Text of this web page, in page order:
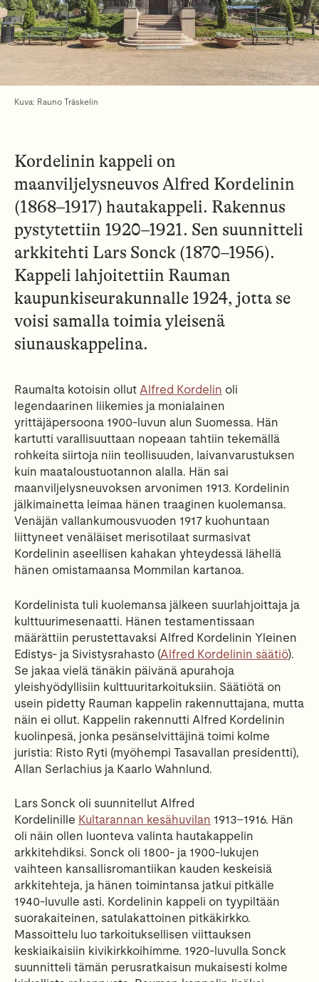
Kuva: Rauno Träskelin
Kordelinin kappeli on
maanviljelysneuvos Alfred Kordelinin
(1868–1917) hautakappeli. Rakennus
pystytettiin 1920–1921. Sen suunnitteli
arkkitehti Lars Sonck (1870–1956).
Kappeli lahjoitettiin Rauman
kaupunkiseurakunnalle 1924, jotta se
voisi samalla toimia yleisenä
siunauskappelina.
Raumalta kotoisin ollut Alfred Kordelin oli
legendaarinen liikemies ja monialainen
yrittäjäpersoona 1900-luvun alun Suomessa. Hän
kartutti varallisuuttaan nopeaan tahtiin tekemällä
rohkeita siirtoja niin teollisuuden, laivanvarustuksen
kuin maataloustuotannon alalla. Hän sai
maanviljelysneuvoksen arvonimen 1913. Kordelinin
jälkimainetta leimaa hänen traaginen kuolemansa.
Venäjän vallankumousvuoden 1917 kuohuntaan
liittyneet venäläiset merisotilaat surmasivat
Kordelinin aseellisen kahakan yhteydessä lähellä
hänen omistamaansa Mommilan kartanoa.
Kordelinista tuli kuolemansa jälkeen suurlahjoittaja ja
kulttuurimesenaatti. Hänen testamentissaan
määrättiin perustettavaksi Alfred Kordelinin Yleinen
Edistys- ja Sivistysrahasto (Alfred Kordelinin säätiö).
Se jakaa vielä tänäkin päivänä apurahoja
yleishyödyllisiin kulttuuritarkoituksiin. Säätiötä on
usein pidetty Rauman kappelin rakennuttajana, mutta
näin ei ollut. Kappelin rakennutti Alfred Kordelinin
kuolinpesä, jonka pesänselvittäjinä toimi kolme
juristia: Risto Ryti (myöhempi Tasavallan presidentti),
Allan Serlachius ja Kaarlo Wahnlund.
Lars Sonck oli suunnitellut Alfred
Kordelinille Kultarannan kesähuvilan 1913–1916. Hän
oli näin ollen luonteva valinta hautakappelin
arkkitehdiksi. Sonck oli 1800- ja 1900-lukujen
vaihteen kansallisromantiikan kauden keskeisiä
arkkitehteja, ja hänen toimintansa jatkui pitkälle
1940-luvulle asti. Kordelinin kappeli on tyypiltään
suorakaiteinen, satulakattoinen pitkäkirkko.
Massoittelu luo tarkoituksellisen viittauksen
keskiaikaisiin kivikirkkoihimme. 1920-luvulla Sonck
suunnitteli tämän perusratkaisun mukaisesti kolme